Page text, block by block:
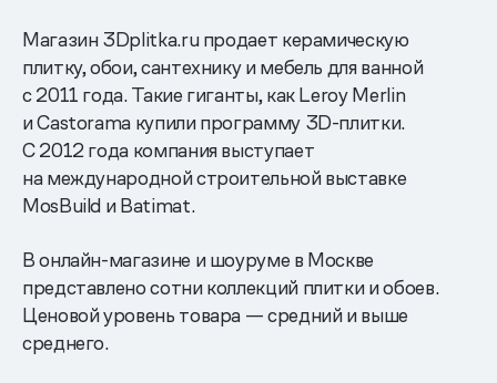
Магазин 3Dplitka.ru продает керамическую
плитку, обои, сантехнику и мебель для ванной
с 2011 года. Такие гиганты, как Leroy Merlin
и Castorama купили программу 3D-плитки.
С 2012 года компания выступает
на международной строительной выставке
MosBuild и Batimat.
В онлайн-магазине и шоуруме в Москве
представлено сотни коллекций плитки и обоев.
Ценовой уровень товара — средний и выше
среднего.